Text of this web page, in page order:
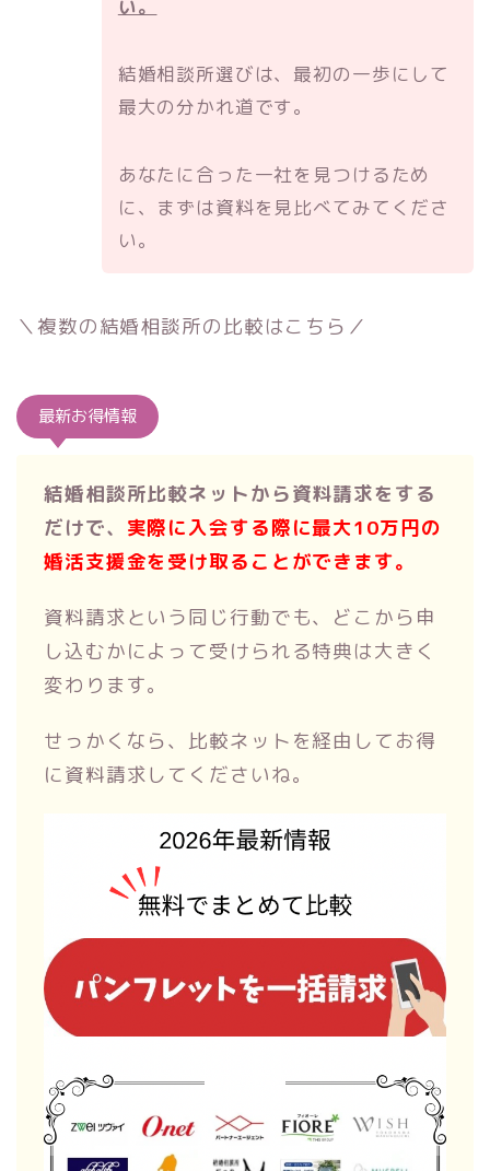
い。
結婚相談所選びは、最初の一歩にして
最大の分かれ道です。
あなたに合った一社を見つけるため
に、まずは資料を見比べてみてくださ
い。
＼複数の結婚相談所の比較はこちら／
最新お得情報
結婚相談所比較ネットから資料請求をする
だけで、 実際に入会する際に最大10万円の
婚活支援金を受け取ることができます。
資料請求という同じ行動でも、どこから申
し込むかによって受けられる特典は大きく
変わります。
せっかくなら、比較ネットを経由してお得
に資料請求してくださいね。